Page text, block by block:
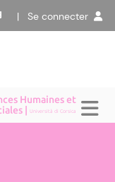
| Se connecter
Humaines et
|Università di Corsica